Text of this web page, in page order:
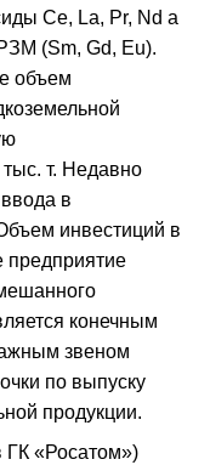
Ce, La, Pr, Nd а
(Sm, Gd, Eu).
объем
т. Недавно
в
инвестиций в
предприятие
конечным
звеном
по выпуску
продукции.
ГК «Росатом»)